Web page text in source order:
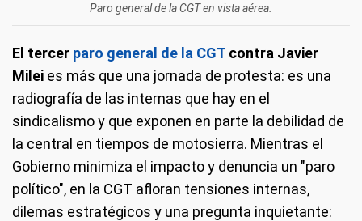
Paro general de la CGT en vista aérea.
El tercer paro general de la CGT contra Javier
Milei es más que una jornada de protesta: es una
radiografía de las internas que hay en el
sindicalismo y que exponen en parte la debilidad de
la central en tiempos de motosierra. Mientras el
Gobierno minimiza el impacto y denuncia un "paro
político", en la CGT afloran tensiones internas,
dilemas estratégicos y una pregunta inquietante: